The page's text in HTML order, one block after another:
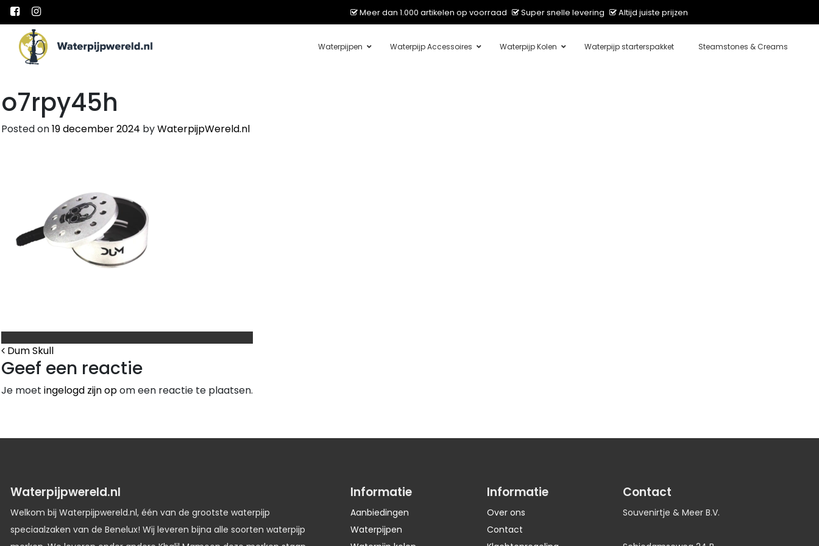
Meer dan 1.000 artikelen op voorraad Super snelle levering Altijd juiste prijzen
Main Navigation Waterpijpen Waterpijp Accessoires Waterpijp Kolen Waterpijp starterspakket Steamstones & Creams
o7rpy45h
Posted on19 december 2024 byWaterpijpWereld.nl
Bericht Navigatie
Dum Skull
Geef een reactie
Je moet ingelogd zijn opom een reactie te plaatsen.
Waterpijpwereld.nl
Welkom bij Waterpijpwereld.nl, één van de grootste waterpijp
speciaalzaken van de Benelux! Wij leveren bijna alle soorten waterpijp
Informatie
Aanbiedingen
Waterpijpen
Informatie
Over ons
Contact
Contact
Souvenirtje & Meer B.V.